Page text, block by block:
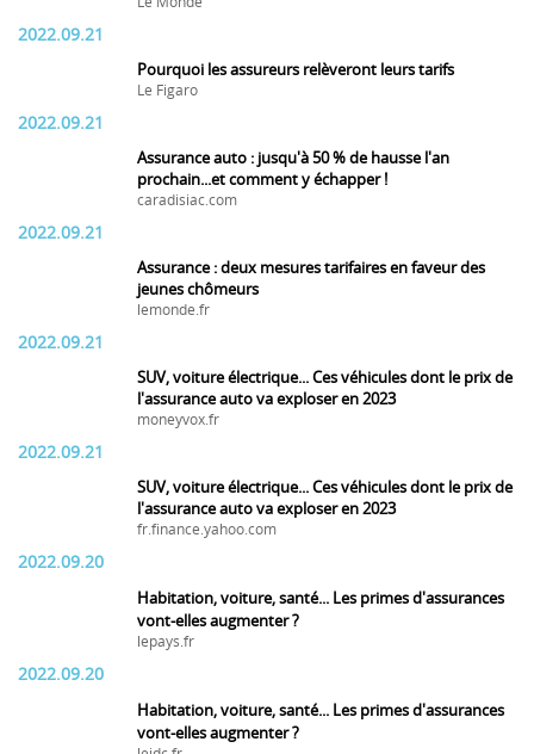
2022.09.21
Pourquoi les assureurs relèveront leurs tarifs
Le Figaro
2022.09.21
Assurance auto : jusqu'à 50 % de hausse l'an
prochain...et comment y échapper !
caradisiac.com
2022.09.21
Assurance : deux mesures tarifaires en faveur des
jeunes chômeurs
lemonde.fr
2022.09.21
SUV, voiture électrique... Ces véhicules dont le prix de
l'assurance auto va exploser en 2023
moneyvox.fr
2022.09.21
SUV, voiture électrique... Ces véhicules dont le prix de
l'assurance auto va exploser en 2023
fr.finance.yahoo.com
2022.09.20
Habitation, voiture, santé... Les primes d'assurances
vont-elles augmenter ?
lepays.fr
2022.09.20
Habitation, voiture, santé... Les primes d'assurances
vont-elles augmenter ?